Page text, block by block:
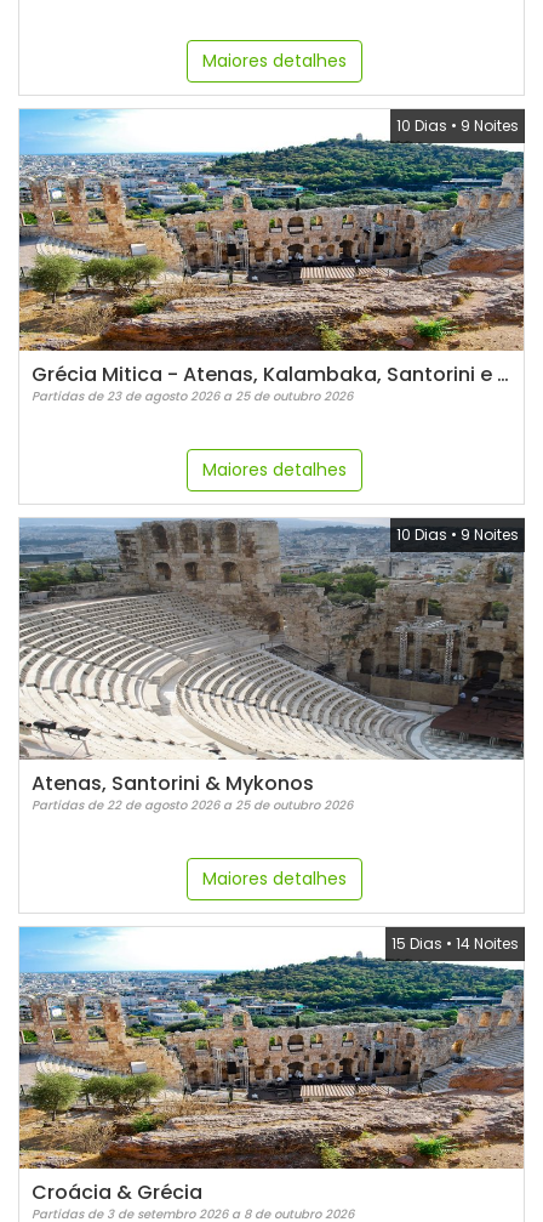
Maiores detalhes
10 Dias • 9 Noites
Grécia Mitica - Atenas, Kalambaka, Santorini e Mykonos
Partidas de 23 de agosto 2026 a 25 de outubro 2026
Maiores detalhes
10 Dias • 9 Noites
Atenas, Santorini & Mykonos
Partidas de 22 de agosto 2026 a 25 de outubro 2026
Maiores detalhes
15 Dias • 14 Noites
Croácia & Grécia
Partidas de 3 de setembro 2026 a 8 de outubro 2026